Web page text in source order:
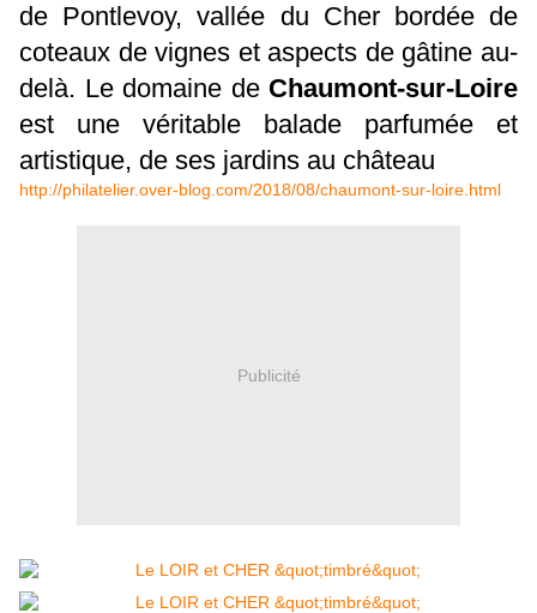
de Pontlevoy, vallée du Cher bordée de
coteaux de vignes et aspects de gâtine au-
delà. Le domaine deChaumont-sur-Loire
est une véritable balade parfumée et
artistique, de ses jardins au château
http://philatelier.over-blog.com/2018/08/chaumont-sur-loire.html
Publicité